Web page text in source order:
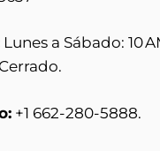
Lunes a Sábado: 10
+1 662-280-5888.